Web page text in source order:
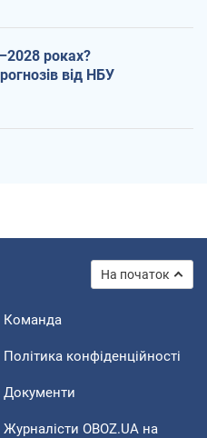
роках?
від НБУ
На початок
Команда
Політика конфіденційності
Документи
Журналісти OBOZ.UA на